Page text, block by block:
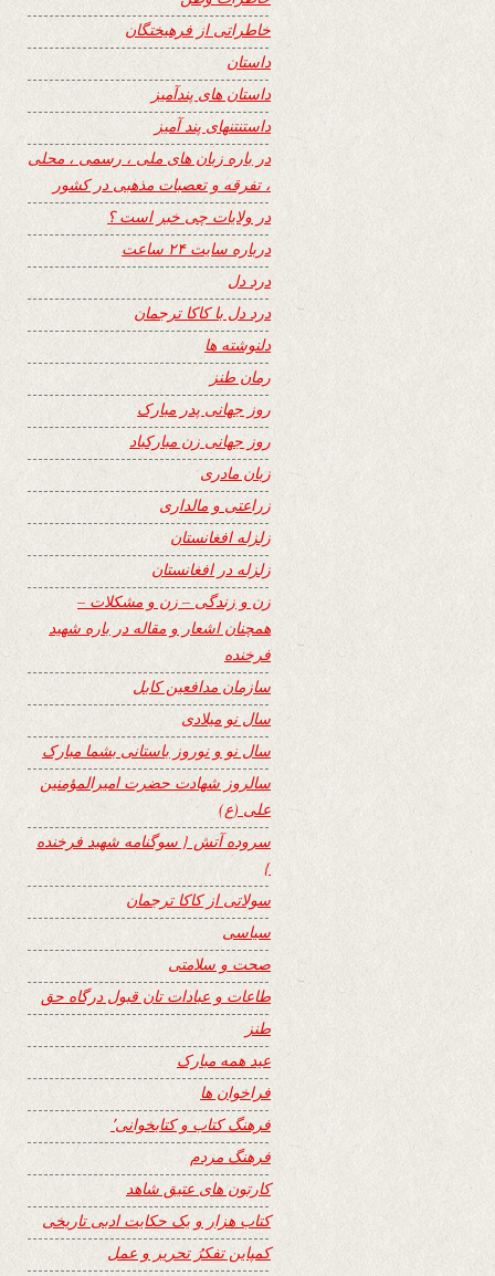
خاطراتی از فرهیختگان
داستان
داستان های پندآمیز
داستنتنهای پند آمیز
در باره زبان های ملی ، رسمی ، محلی
، تفرقه و تعصبات مذهبی در کشور
در ولایات چی خبر است ؟
درباره سایت ۲۴ ساعت
درد دل
درد دل با کاکا ترجمان
دلنوشته ها
رمان طنز
روز جهانی پدر مبارک
روز جهانی زن مبارکباد
زبان مادری
زراعتی و مالداری
زلزله افغانستان
زلزله در افغانستان
زن و زندگی – زن و مشکلات –
همچنان اشعار و مقاله در باره شهید
فرخنده
سازمان مدافعین کابل
سال نو میلادی
سال نو و نوروز باستانی بشما مبارک
سالروز شهادت حضرت امیرالمؤمنین
علی (ع)
سروده آتش { سوگنامه شهید فرخنده
}
سولاتی از کاکا ترجمان
سیاسی
صحت و سلامتی
طاعات و عبادات تان قبول درگاه حق
طنز
عید همه مبارک
فراخوان ها
فرهنگ کتاب و کتابخوانی٬
فرهنگ مردم
کارتون های عتیق شاهد
کتاب هزار و یک حکایت ادبی تاریخی
کمپاین تفکرُ تحریر و عمل